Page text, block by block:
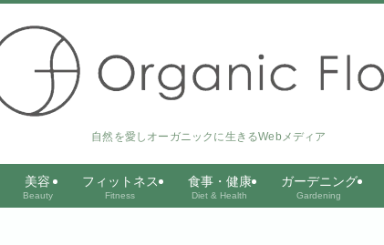
自然を愛しオーガニックに生きるWebメディア
美容
Beauty
フィットネス
Fitness
食事・健康
Diet & Health
ガーデニング
Gardening